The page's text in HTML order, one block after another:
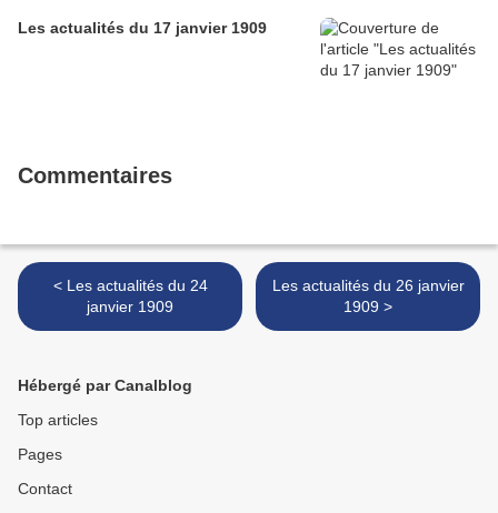
Les actualités du 17 janvier 1909
Commentaires
< Les actualités du 24
janvier 1909
Les actualités du 26 janvier
1909 >
Hébergé par Canalblog
Top articles
Pages
Contact